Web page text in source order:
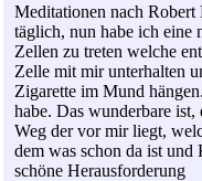
Meditationen nach Robert
täglich, nun habe ich eine
Zellen zu treten welche
Zelle mit mir unterhalten
Zigarette im Mund
habe. Das wunderbare
Weg der vor mir liegt,
dem was schon da ist
schöne Herausforderung